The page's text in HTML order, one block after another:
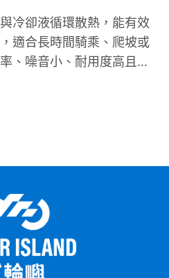
冷卻液循環散熱，能有效
適合長時間騎乘、爬坡或
、噪音小、耐用度高且更
文章將從水冷引擎的運作